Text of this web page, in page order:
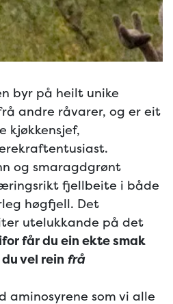
byr på heilt unike
andre råvarer, og er eit
kjøkkensjef,
og smaragdgrønt
fjellbeite i både
høgfjell. Det
utelukkande på det
får du ein ekte smak
vel rein frå
aminosyrene som vi alle